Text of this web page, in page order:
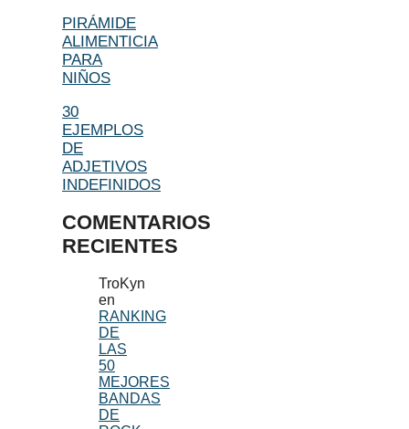
PIRÁMIDE
ALIMENTICIA
PARA
NIÑOS
30
EJEMPLOS
DE
ADJETIVOS
INDEFINIDOS
COMENTARIOS
RECIENTES
TroKyn
en
RANKING
DE
LAS
50
MEJORES
BANDAS
DE